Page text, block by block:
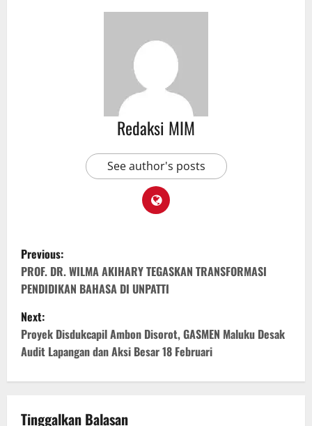
Redaksi MIM
See author's posts
Previous:
PROF. DR. WILMA AKIHARY TEGASKAN TRANSFORMASI
PENDIDIKAN BAHASA DI UNPATTI
Next:
Proyek Disdukcapil Ambon Disorot, GASMEN Maluku Desak
Audit Lapangan dan Aksi Besar 18 Februari
Tinggalkan Balasan